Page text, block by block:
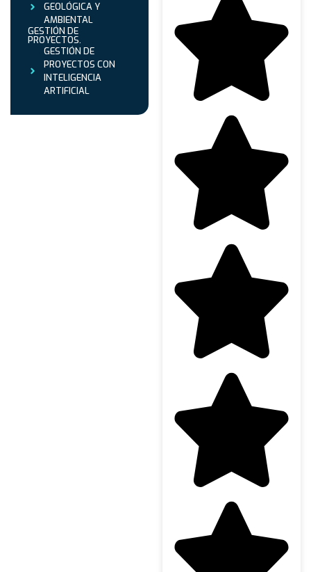
GEOLÓGICA Y
AMBIENTAL
GESTIÓN DE
PROYECTOS.
GESTIÓN DE
PROYECTOS CON
INTELIGENCIA
ARTIFICIAL